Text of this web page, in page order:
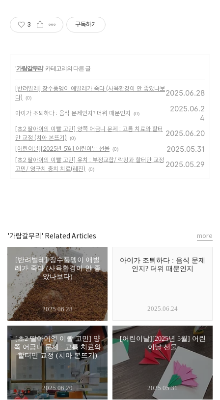
3 구독하기
'가람갈무리' 카테고리의 다른 글
[반려벌레] 장수풍뎅이 애벌레가 죽다 (사육환경이 안 좋았나보
다)
(0)
2025.06.28
아이가 조퇴하다 : 음식 문제인지? 더위 때문인지 (0)
2025.06.2
4
[초2 딸아이의 이빨 고민] 양쪽 어금니 문제 : 고름 치료와 할터
만 교정 (치아 본뜨기)
(0)
2025.06.20
[어린이날][2025년 5월] 어린이날 선물 (0) 2025.05.31
[초2 딸아이의 이빨 고민] 유치 : 부정교합/ 락킹과 할터만 교정
고민/ 영구치 충치 치료(레진)
(0)
2025.05.29
'가람갈무리' Related Articles
[반려벌레] 장수풍뎅이 애벌
레가 죽다 (사육환경이 안 좋
았나보다)
2025.06.28
아이가 조퇴하다 : 음식 문제
인지? 더위 때문인지
2025.06.24
[초2 딸아이의 이빨 고민] 양
쪽 어금니 문제 : 고름 치료와
할터만 교정 (치아 본뜨기)
2025.06.20
[어린이날][2025년 5월] 어린
이날 선물
2025.05.31
more